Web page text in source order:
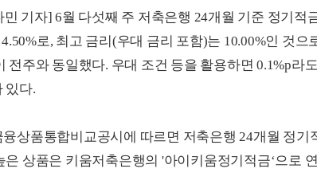
기자] 6월 다섯째 주 저축은행 24개월 기준 정기적
로, 최고 금리(우대 금리 포함)는 10.00%인 것으
전주와 동일했다. 우대 조건 등을 활용하면 0.1%p라
있다.
상품통합비교공시에 따르면 저축은행 24개월 정기
은 상품은 키움저축은행의 '아이키움정기적금‘으로